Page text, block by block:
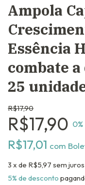
Ampola
Essência
combate a
25
R$17,90
R$17,90 0
R$17,01 com
3 x de R$5,97 sem juros
5% de desconto